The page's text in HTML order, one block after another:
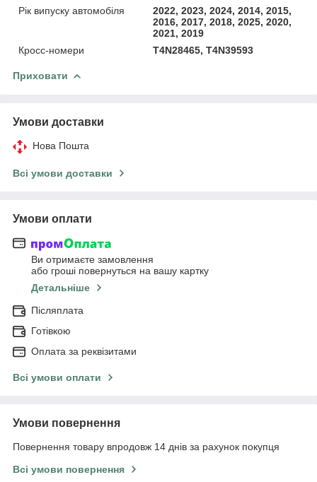
Рік випуску автомобіля
2022, 2023, 2024, 2014, 2015,
2016, 2017, 2018, 2025, 2020,
2021, 2019
Кросс-номери
T4N28465, T4N39593
Приховати
Умови доставки
Нова Пошта
Всі умови доставки
Умови оплати
Ви отримаєте замовлення
або гроші повернуться на вашу картку
Детальніше
Післяплата
Готівкою
Оплата за реквізитами
Всі умови оплати
Умови повернення
Повернення товару впродовж 14 днів за рахунок покупця
Всі умови повернення